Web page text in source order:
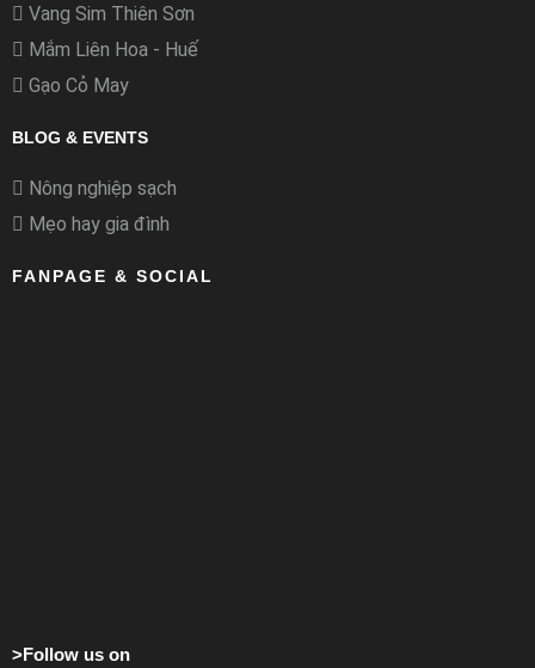
Vang Sim Thiên Sơn
Mắm Liên Hoa - Huế
Gạo Cỏ May
BLOG & EVENTS
Nông nghiệp sạch
Mẹo hay gia đình
FANPAGE & SOCIAL
>Follow us on